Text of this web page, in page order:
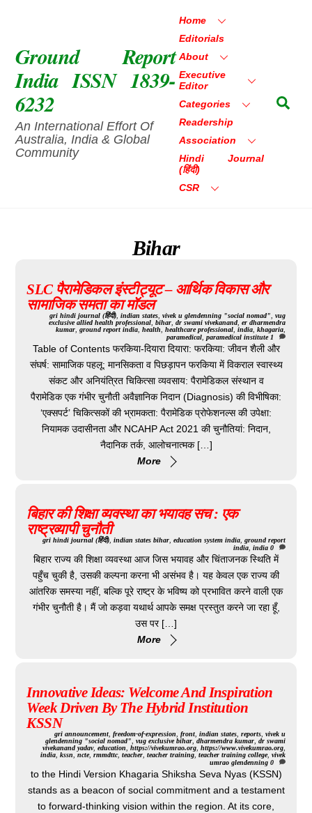
Ground Report
India ISSN 1839-
6232
An International Effort Of
Australia, India & Global
Community
Home
Editorials
About
Executive
Editor
Categories
Readership
Association
Hindi Journal
(हिंदी)
CSR
Bihar
SLC पैरामेडिकल इंस्टीट्यूट – आर्थिक विकास और
सामाजिक समता का मॉडल
gri hindi journal (हिंदी), indian states, vivek u glendenning "social nomad", vug
exclusive allied health professional, bihar, dr swami vivekanand, er dharmendra
kumar, ground report india, health, healthcare professional, india, khagaria,
paramedical,paramedical institute 1
Table of Contents फरकिया-दियारा दियारा: फरकिया: जीवन शैली और
संघर्ष: सामाजिक पहलू: मानसिकता व पिछड़ापन फरकिया में विकराल स्वास्थ्य
संकट और अनियंत्रित चिकित्सा व्यवसाय: पैरामेडिकल संस्थान व
पैरामेडिक एक गंभीर चुनौती अवैज्ञानिक निदान (Diagnosis) की विभीषिका:
‘एक्सपर्ट’ चिकित्सकों की भ्रामकता: पैरामेडिक प्रोफेशनल्स की उपेक्षा:
नियामक उदासीनता और NCAHP Act 2021 की चुनौतियां: निदान,
नैदानिक तर्क, आलोचनात्मक […]
More
बिहार की शिक्षा व्यवस्था का भयावह सच : एक
राष्ट्रव्यापी चुनौती
gri hindi journal (हिंदी), indian states bihar, education system india, ground report
india,india 0
बिहार राज्य की शिक्षा व्यवस्था आज जिस भयावह और चिंताजनक स्थिति में
पहुँच चुकी है, उसकी कल्पना करना भी असंभव है। यह केवल एक राज्य की
आंतरिक समस्या नहीं, बल्कि पूरे राष्ट्र के भविष्य को प्रभावित करने वाली एक
गंभीर चुनौती है। मैं जो कड़वा यथार्थ आपके समक्ष प्रस्तुत करने जा रहा हूँ,
उस पर […]
More
Innovative Ideas: Welcome And Inspiration
Week Driven By The Hybrid Institution
KSSN
gri announcement, freedom-of-expression, front, indian states, reports, vivek u
glendenning "social nomad", vug exclusive bihar, dharmendra kumar, dr swami
vivekanand yadav, education, https://vivekumrao.org, https://www.vivekumrao.org,
india, kssn, ncte, rmmdttc, teacher, teacher training, teacher training college, vivek
umrao glendenning 0
to the Hindi Version Khagaria Shiksha Seva Nyas (KSSN)
stands as a beacon of social commitment and a testament
to forward-thinking vision within the region. At its core,